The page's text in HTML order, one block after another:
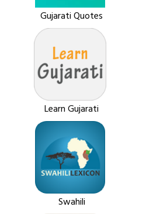
Gujarati Quotes
Learn Gujarati
Swahili